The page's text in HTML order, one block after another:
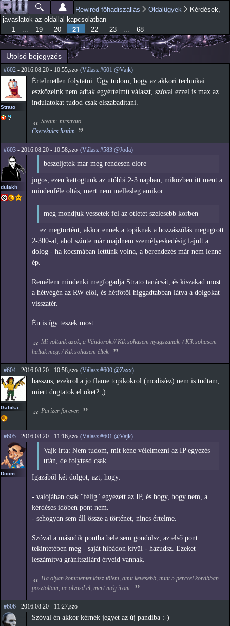
Ugrás a
tartalomra
Főmenü
Jelenlegi hely
Rewired főhadiszállás Oldalügyek
Kérdések,
javaslatok az oldallal kapcsolatban
1
… 19 20 21 22 23 … 68
Utolsó bejegyzés
#602 - 2016.08.20 - 10:55,szo (Válasz #601 @Vajk)
Strato
Értelmetlen folytatni. Úgy tudom, hogy az akkori technikai
eszközeink nem adtak egyértelmű választ, szóval ezzel is max az
indulatokat tudod csak elszabadítani.
Steam: mrstrato
Cserekulcs listám
#603 - 2016.08.20 - 10:58,szo (Válasz #583 @Joda)
dulakh
beszeljetek mar meg rendesen elore
jogos, ezen kattogtunk az utóbbi 2-3 napban, miközben itt ment a
mindenféle oltás, mert nem mellesleg amikor...
meg mondjuk vessetek fel az otletet szelesebb korben
... ez megtörtént, akkor ennek a topiknak a hozzászólás megugrott
2-300-al, ahol szinte már majdnem személyeskedésig fajult a
dolog - ha kocsmában lettünk volna, a berendezés már nem lenne
ép.
Remélem mindenki megfogadja Strato tanácsát, és kiszakad most
a hétvégén az RW elől, és hétfőtől higgadtabban látva a dolgokat
visszatér.
Én is így teszek most.
Mi voltunk azok, a Vándorok.// Kik sohasem nyugszanak. / Kik sohasem
haltak meg. / Kik sohasem éltek.
#604 - 2016.08.20 - 10:58,szo (Válasz #600 @Zaxx)
Gabika
basszus, ezekrol a jo flame topikokrol (modis/ez) nem is tudtam,
miert dugtatok el oket? ;)
Parizer forever.
#605 - 2016.08.20 - 11:16,szo (Válasz #601 @Vajk)
Doom
Vajk írta: Nem tudom, mit kéne vélelmezni az IP egyezés
után, de folytasd csak.
Igazából két dolgot, azt, hogy:
- valójában csak "félig" egyezett az IP, és hogy, hogy nem, a
kérdéses időben pont nem.
- sehogyan sem áll össze a történet, nincs értelme.
Szóval a második pontba bele sem gondolsz, az első pont
tekintetében meg - saját hibádon kívül - hazudsz. Ezeket
leszámítva gránitszilárd érveid vannak.
Ha olyan kommentet látsz tőlem, amit kevesebb, mint 5 perccel korábban
posztoltam, ne olvasd el, mert még írom.
#606 - 2016.08.20 - 11:27,szo
Szóval én akkor kérnék jegyet az új pandiba :-)